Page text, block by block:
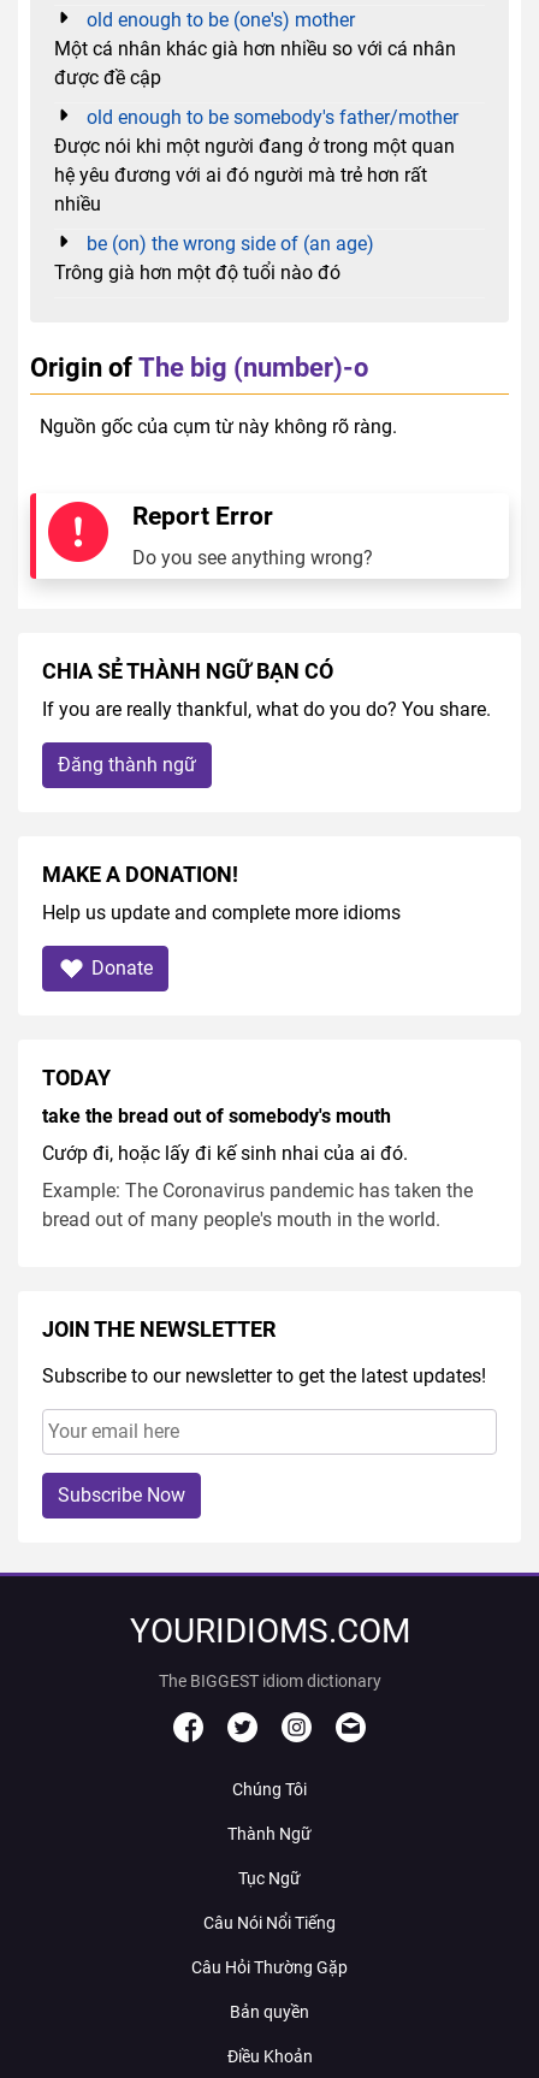
old enough to be (one's) mother
Một cá nhân khác già hơn nhiều so với cá nhân
được đề cập
old enough to be somebody's father/mother
Được nói khi một người đang ở trong một quan
hệ yêu đương với ai đó người mà trẻ hơn rất
nhiều
be (on) the wrong side of (an age)
Trông già hơn một độ tuổi nào đó
Origin ofThe big (number)-o
Nguồn gốc của cụm từ này không rõ ràng.
Report Error
Do you see anything wrong?
CHIA SẺ THÀNH NGỮ BẠN CÓ
If you are really thankful, what do you do? You share.
Đăng thành ngữ
MAKE A DONATION!
Help us update and complete more idioms
Donate
TODAY
take the bread out of somebody's mouth
Cướp đi, hoặc lấy đi kế sinh nhai của ai đó.
Example: The Coronavirus pandemic has taken the
bread out of many people's mouth in the world.
JOIN THE NEWSLETTER
Subscribe to our newsletter to get the latest updates!
Subscribe Now
YOURIDIOMS.COM
The BIGGEST idiom dictionary
Chúng Tôi
Thành Ngữ
Tục Ngữ
Câu Nói Nổi Tiếng
Câu Hỏi Thường Gặp
Bản quyền
Điều Khoản